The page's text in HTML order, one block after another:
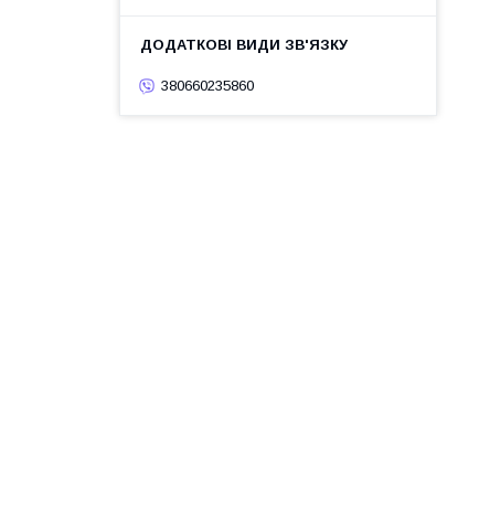
380660235860